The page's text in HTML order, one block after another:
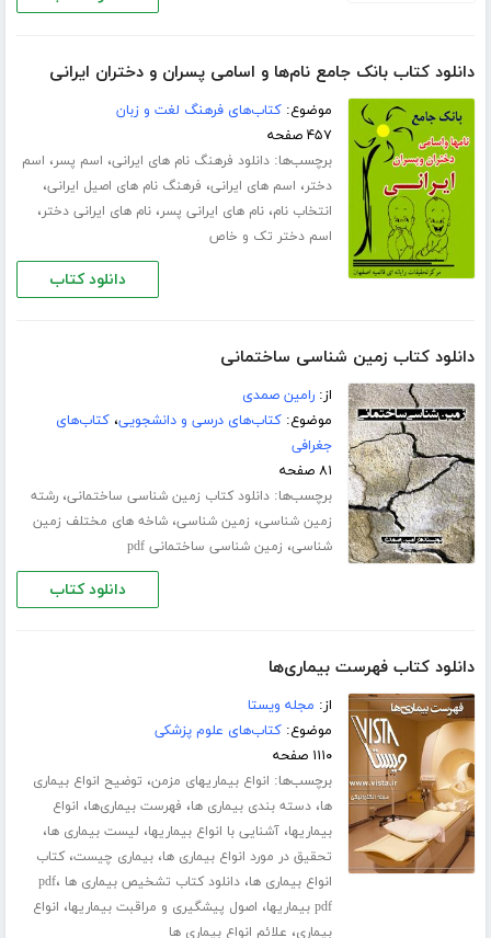
دانلود کتاب بانک جامع نام‌ها و اسامی پسران و دختران ایرانی
موضوع:کتاب‌های فرهنگ لغت و زبان
۴۵۷ صفحه
برچسب‌ها:دانلود فرهنگ نام های ایرانی، اسم پسر، اسم
دختر، اسم های ایرانی، فرهنگ نام های اصیل ایرانی،
انتخاب نام،نام های ایرانی پسر،نام های ایرانی دختر،
اسم دختر تک و خاص
دانلود کتاب
دانلود کتاب زمین شناسی ساختمانی
از:رامین صمدی
موضوع:کتاب‌های درسی و دانشجویی،کتاب‌های
جغرافی
۸۱ صفحه
برچسب‌ها:دانلود کتاب زمین شناسی ساختمانی،رشته
زمین شناسی، زمین شناسی،شاخه های مختلف زمین
شناسی، زمین شناسی ساختمانی pdf
دانلود کتاب
دانلود کتاب فهرست بیماری‌ها
از: مجله ویستا
موضوع:کتاب‌های علوم پزشکی
۱۱۱۰ صفحه
برچسب‌ها: انواع بیماریهای مزمن، توضیح انواع بیماری
ها،دسته بندی بیماری ها، فهرست بیماری‌ها، انواع
بیماریها،آشنایی با انواع بیماریها، لیست بیماری ها،
تحقیق در مورد انواع بیماری ها،بیماری چیست،کتاب
انواع بیماری ها،دانلود کتاب تشخیص بیماری ها pdf ،
pdf بیماریها ، اصول پیشگیری و مراقبت بیماریها، انواع
بیماری، علائم انواع بیماری ها